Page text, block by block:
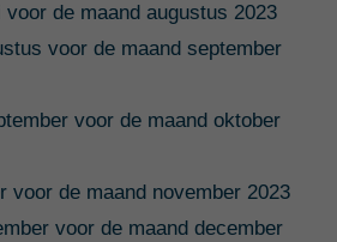
voor de maand augustus 2023
voor de maand september
voor de maand oktober
voor de maand november 2023
voor de maand december